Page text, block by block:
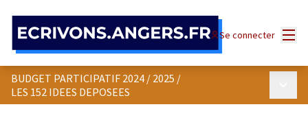
Se connecter
BUDGET PARTICIPATIF 2024 / 2025 /
LES 152 IDEES DEPOSEES